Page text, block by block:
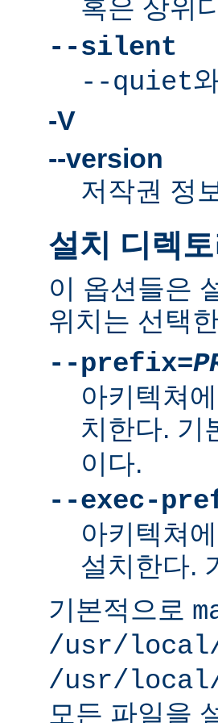
혹은 상위
--silent
--quiet
-V
--version
저작권 정
설치 디렉
이 옵션들은
위치는 선택
--prefix=
아키텍쳐
치한다. 기
이다.
--exec-
아키텍쳐
설치한다.
기본적으로
/usr/local/
/usr/
모든 파일을